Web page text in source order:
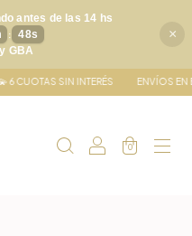
×
antes de las 14 hs
: 47s
GBA
ENVÍOS EN EL DÍA EN AMBA | 📦
0